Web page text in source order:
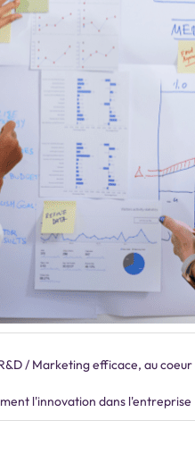
/ Marketing efficace, au
l'innovation dans l'entreprise